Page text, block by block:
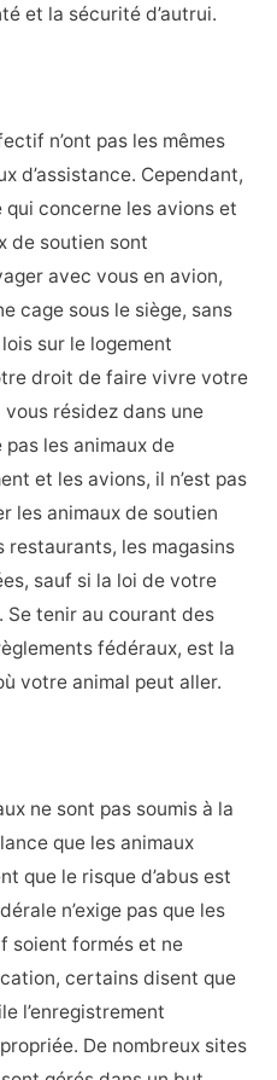
et la sécurité d’autrui.
n’ont pas les mêmes
d’assistance. Cependant,
concerne les avions et
de soutien sont
avec vous en avion,
cage sous le siège, sans
sur le logement
droit de faire vivre votre
résidez dans une
pas les animaux de
et les avions, il n’est pas
les animaux de soutien
les magasins
sauf si la loi de votre
Se tenir au courant des
fédéraux, est la
votre animal peut aller.
ne sont pas soumis à la
que les animaux
que le risque d’abus est
n’exige pas que les
soient formés et ne
certains disent que
l’enregistrement
De nombreux sites